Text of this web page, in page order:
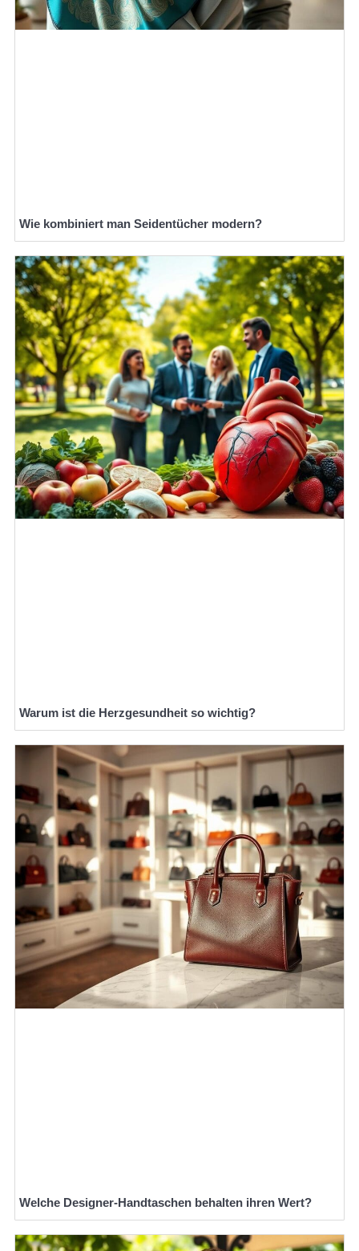
Wie kombiniert man Seidentücher modern?
Warum ist die Herzgesundheit so wichtig?
Welche Designer-Handtaschen behalten ihren Wert?